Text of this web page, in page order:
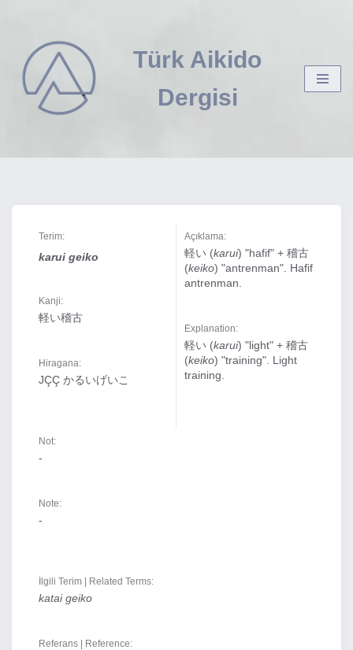
İçeriğe
geç
Türk Aikido
Dergisi
Terim:
karui geiko
Kanji:
軽い稽古
Hiragana:
JÇÇ かるいげいこ
Açıklama:
軽い (karui) "hafif" + 稽古
(keiko) "antrenman". Hafif
antrenman.
Explanation:
軽い (karui) "light" + 稽古
(keiko) "training". Light
training.
Not:
-
Note:
-
İlgili Terim | Related Terms:
katai geiko
Referans | Reference: